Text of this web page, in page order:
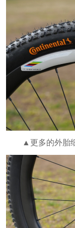
▲更多的外胎